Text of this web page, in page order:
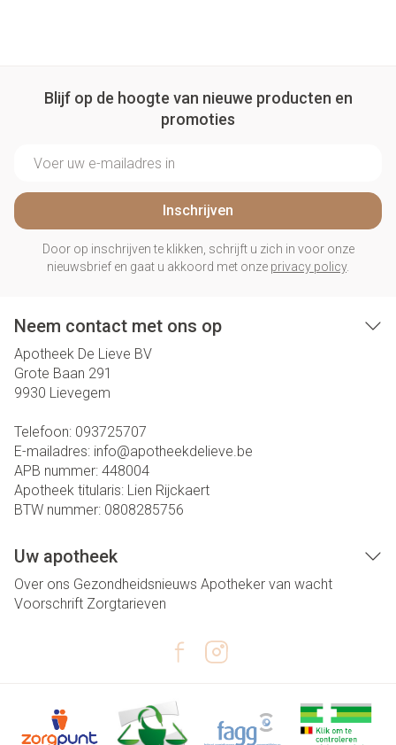
Blijf op de hoogte van nieuwe producten en
promoties
Inschrijven
Door op inschrijven te klikken, schrijft u zich in voor onze
nieuwsbrief en gaat u akkoord met onze privacy policy.
Neem contact met ons op
Apotheek De Lieve BV
Grote Baan 291
9930 Lievegem
Telefoon: 093725707
E-mailadres: info@apotheekdelieve.be
APB nummer: 448004
Apotheek titularis: Lien Rijckaert
BTW nummer: 0808285756
Uw apotheek
Over ons Gezondheidsnieuws Apotheker van wacht
Voorschrift Zorgtarieven